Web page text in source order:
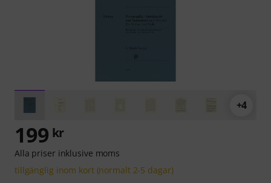
+4
199 kr
Alla priser inklusive moms
tillgänglig inom kort (normalt 2-5 dagar)